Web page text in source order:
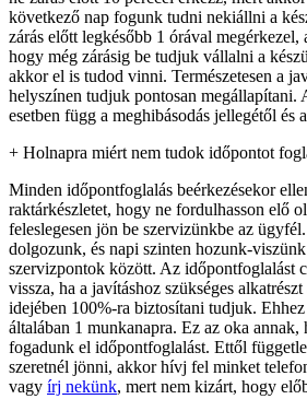
következő nap fogunk tudni nekiállni a
zárás előtt legkésőbb 1 órával
hogy még zárásig be tudjuk vállalni a
akkor el is tudod vinni. Természetesen a
helyszínen tudjuk pontosan megállapítani.
esetben függ a meghibásodás jellegétől és
+ Holnapra miért nem tudok időpontot
Minden időpontfoglalás beérkezésekor
raktárkészletet, hogy ne fordulhasson elő
feleslegesen jön be szervizünkbe az
dolgozunk, és napi szinten hozunk-viszünk
szervizpontok között. Az időpontfoglalást
vissza, ha a javításhoz szükséges
idejében 100%-ra biztosítani tudjuk.
általában 1 munkanapra. Ez az oka
fogadunk el időpontfoglalást. Ettől
szeretnél jönni, akkor hívj fel minket
vagy írj nekünk, mert nem kizárt, hogy